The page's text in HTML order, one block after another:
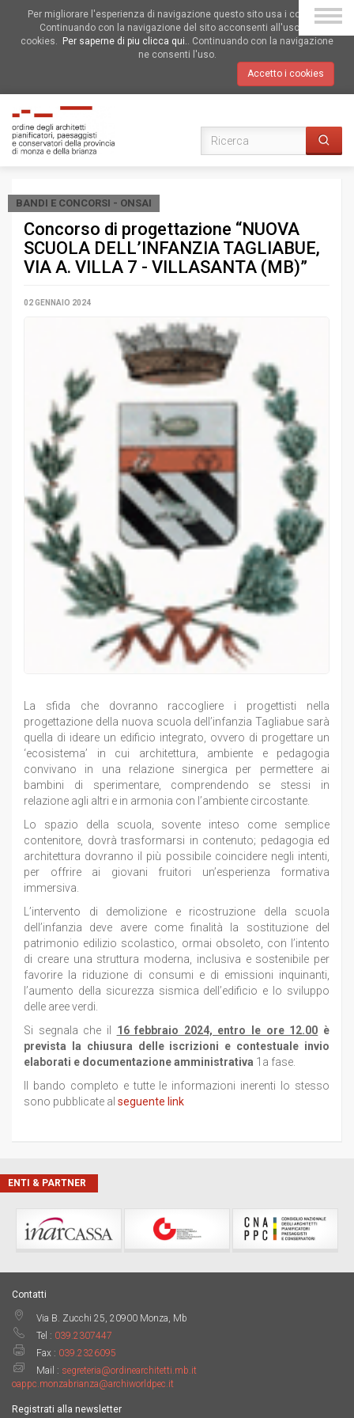
Per migliorare l'esperienza di navigazione questo sito usa i cookies.
Continuando con la navigazione del sito acconsenti all'uso dei
cookies.
Per saperne di piu clicca qui.. Continuando con la navigazione
ne consenti l'uso.
Accetto i cookies
BANDI E CONCORSI - ONSAI
Concorso di progettazione “NUOVA
SCUOLA DELL’INFANZIA TAGLIABUE,
VIA A. VILLA 7 - VILLASANTA (MB)”
02 GENNAIO 2024
La sfida che dovranno raccogliere i progettisti nella
progettazione della nuova scuola dell’infanzia Tagliabue sarà
quella di ideare un edificio integrato, ovvero di progettare un
‘ecosistema’ in cui architettura, ambiente e pedagogia
convivano in una relazione sinergica per permettere ai
bambini di sperimentare, comprendendo se stessi in
relazione agli altri e in armonia con l’ambiente circostante.
Lo spazio della scuola, sovente inteso come semplice
contenitore, dovrà trasformarsi in contenuto; pedagogia ed
architettura dovranno il più possibile coincidere negli intenti,
per offrire ai giovani fruitori un’esperienza formativa
immersiva.
L’intervento di demolizione e ricostruzione della scuola
dell’infanzia deve avere come finalità la sostituzione del
patrimonio edilizio scolastico, ormai obsoleto, con l’intento
di creare una struttura moderna, inclusiva e sostenibile per
favorire la riduzione di consumi e di emissioni inquinanti,
l’aumento della sicurezza sismica dell’edificio e lo sviluppo
delle aree verdi.
Si segnala che il 16 febbraio 2024, entro le ore 12.00 è
prevista la chiusura delle iscrizioni e contestuale invio
elaborati e documentazione amministrativa 1a fase.
Il bando completo e tutte le informazioni inerenti lo stesso
sono pubblicate al seguente link
ENTI & PARTNER
Contatti
Via B. Zucchi 25, 20900 Monza, Mb
Tel : 039.2307447
Fax : 039.2326095
Mail : segreteria@ordinearchitetti.mb.it
oappc.monzabrianza@archiworldpec.it
Registrati alla newsletter